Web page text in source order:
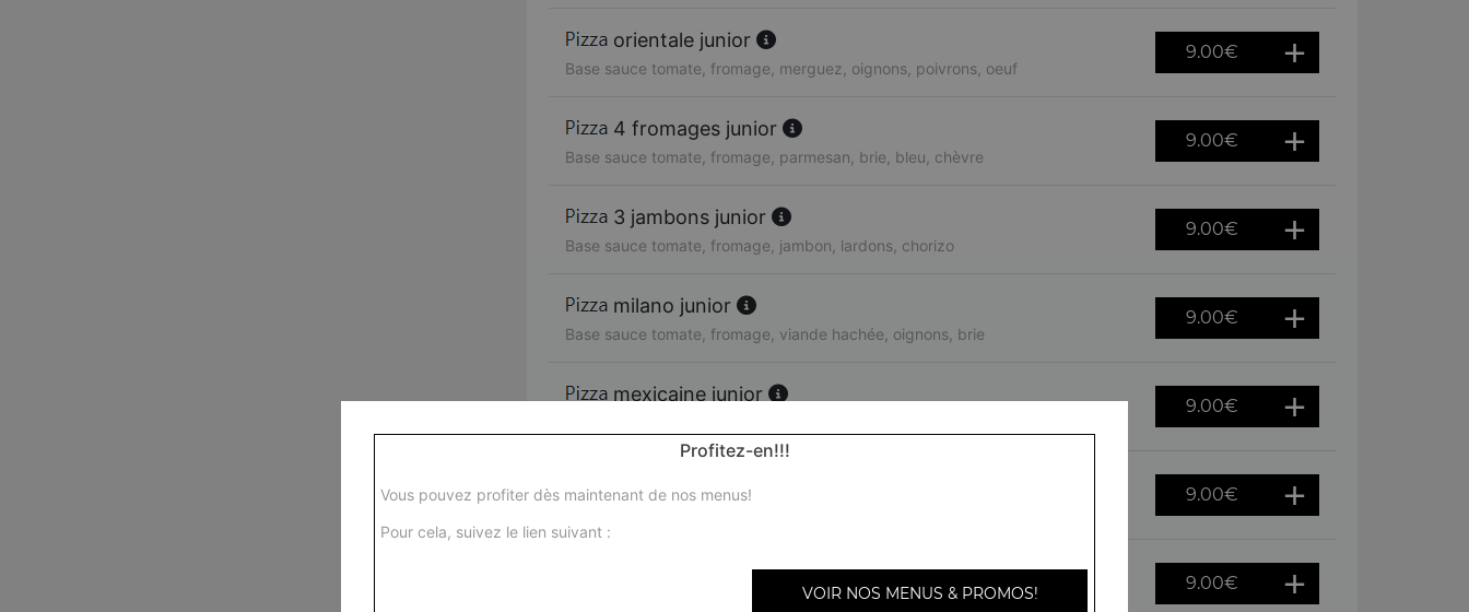
orientale junior
Base sauce tomate, fromage, merguez, oignons, poivrons, oeuf
9.00€
4 fromages junior
Base sauce tomate, fromage, parmesan, brie, bleu, chèvre
9.00€
3 jambons junior
Base sauce tomate, fromage, jambon, lardons, chorizo
9.00€
milano junior
Base sauce tomate, fromage, viande hachée, oignons, brie
9.00€
mexicaine junior
9.00€
9.00€
Base sauce tomate, fromage, chorizo, viande hachée, oeuf
9.00€
Profitez-en!!!
Vous pouvez profiter dès maintenant de nos menus!
Pour cela, suivez le lien suivant :
VOIR NOS MENUS & PROMOS!